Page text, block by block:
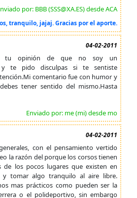
por: BBB (SSS@XA.ES) desde ACA
tranquilo, jajaj. Gracias por el aporte.
04-02-2011
tu opinión de que no soy un
y te pido disculpas si te sentiste
comentario fue con humor y
tener sentido del mismo.Hasta
Enviado por: me (mi) desde mo
04-02-2011
con el pensamiento vertido
la razón del porque los corsos tienen
de los pocos lugares que existen en
y tomar algo tranquilo al aire libre.
mas prácticos como pueden ser la
o el polideportivo, sin embargo